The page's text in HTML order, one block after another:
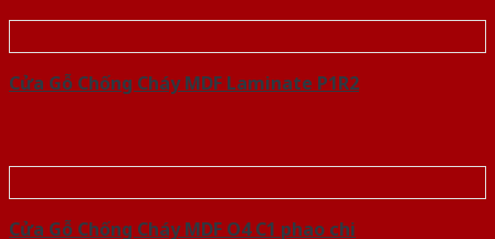
Cửa Gỗ Chống Cháy MDF Laminate P1R2
Cửa Gỗ Chống Cháy MDF O4 C1 phao chi